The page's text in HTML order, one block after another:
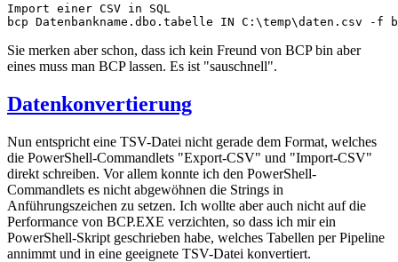
Import einer CSV in SQL
bcp Datenbankname.dbo.tabelle IN C:\temp\daten.csv -
Sie merken aber schon, dass ich kein Freund von BCP bin aber
eines muss man BCP lassen. Es ist "sauschnell".
Datenkonvertierung
Nun entspricht eine TSV-Datei nicht gerade dem Format, welches
die PowerShell-Commandlets "Export-CSV" und "Import-CSV"
direkt schreiben. Vor allem konnte ich den PowerShell-
Commandlets es nicht abgewöhnen die Strings in
Anführungszeichen zu setzen. Ich wollte aber auch nicht auf die
Performance von BCP.EXE verzichten, so dass ich mir ein
PowerShell-Skript geschrieben habe, welches Tabellen per Pipeline
annimmt und in eine geeignete TSV-Datei konvertiert.